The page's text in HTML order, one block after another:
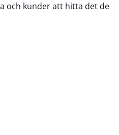
och kunder att hitta det de